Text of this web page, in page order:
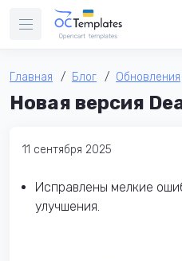
Главная Блог Обновления
Новая версия
11 сентября 2025
Исправлены мелкие
улучшения.